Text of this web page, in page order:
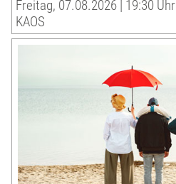
Freitag, 07.08.2026 | 19:30 Uhr
KAOS